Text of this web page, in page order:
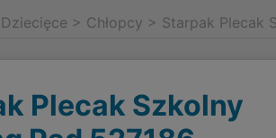
Dziecięce > Chłopcy > Starpak Plecak
Plecak Szkolny